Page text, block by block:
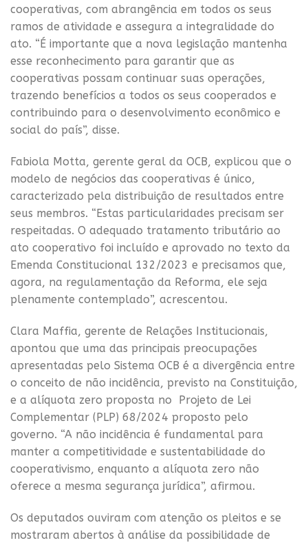
cooperativas, com abrangência em todos os seus
ramos de atividade e assegura a integralidade do
ato. “É importante que a nova legislação mantenha
esse reconhecimento para garantir que as
cooperativas possam continuar suas operações,
trazendo benefícios a todos os seus cooperados e
contribuindo para o desenvolvimento econômico e
social do país”, disse.
Fabiola Motta, gerente geral da OCB, explicou que o
modelo de negócios das cooperativas é único,
caracterizado pela distribuição de resultados entre
seus membros. “Estas particularidades precisam ser
respeitadas. O adequado tratamento tributário ao
ato cooperativo foi incluído e aprovado no texto da
Emenda Constitucional 132/2023 e precisamos que,
agora, na regulamentação da Reforma, ele seja
plenamente contemplado”, acrescentou.
Clara Maffia, gerente de Relações Institucionais,
apontou que uma das principais preocupações
apresentadas pelo Sistema OCB é a divergência entre
o conceito de não incidência, previsto na Constituição,
e a alíquota zero proposta no Projeto de Lei
Complementar (PLP) 68/2024 proposto pelo
governo. “A não incidência é fundamental para
manter a competitividade e sustentabilidade do
cooperativismo, enquanto a alíquota zero não
oferece a mesma segurança jurídica”, afirmou.
Os deputados ouviram com atenção os pleitos e se
mostraram abertos à análise da possibilidade de